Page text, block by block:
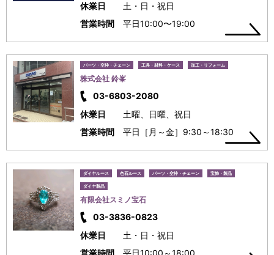
休業日
土・日・祝日
営業時間
平日10:00〜19:00
パーツ・空枠・チェーン 工具・材料・ケース 加工・リフォーム
株式会社 鈴峯
03-6803-2080
休業日
土曜、日曜、祝日
営業時間
平日［月～金］9:30～18:30
ダイヤルース 色石ルース パーツ・空枠・チェーン 宝飾・製品
ダイヤ製品
有限会社スミノ宝石
03-3836-0823
休業日
土・日・祝日
営業時間
平日10:00～18:00